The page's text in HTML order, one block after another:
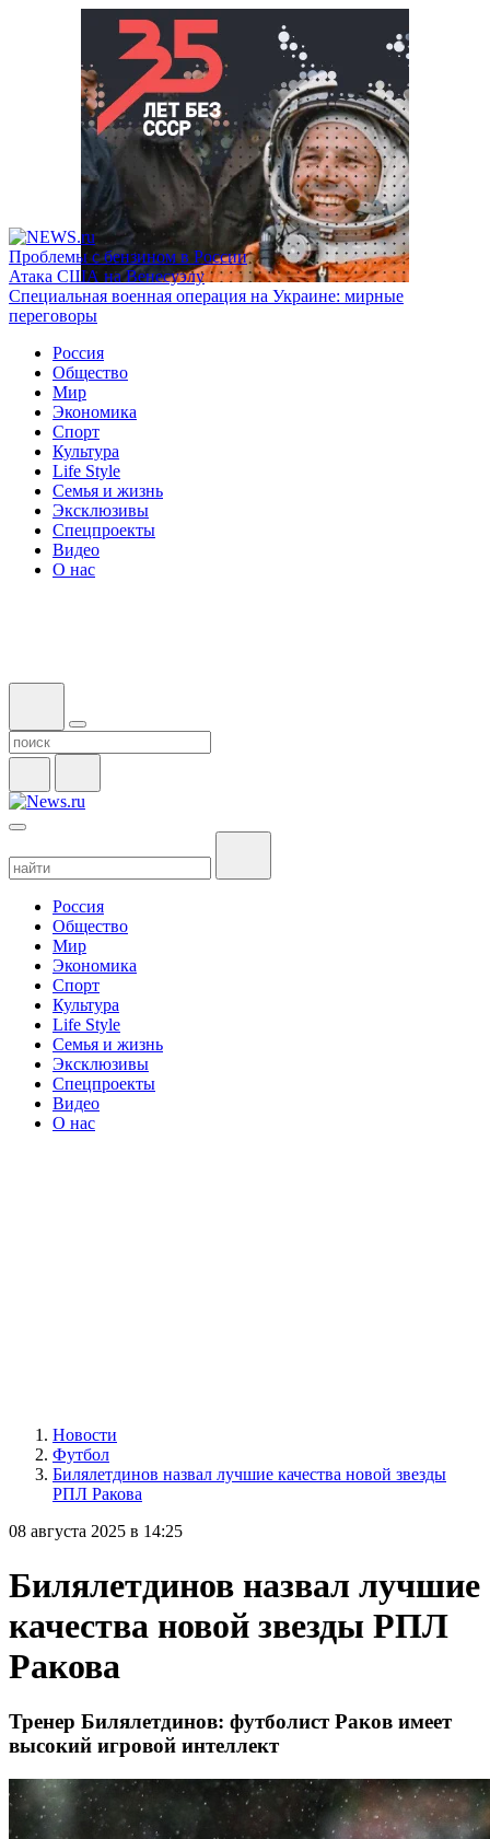
Проблемы с бензином в России
Атака США на Венесуэлу
Специальная военная операция на Украине: мирные
переговоры
Россия
Общество
Мир
Экономика
Спорт
Культура
Life Style
Семья и жизнь
Эксклюзивы
Спецпроекты
Видео
О нас
Россия
Общество
Мир
Экономика
Спорт
Культура
Life Style
Семья и жизнь
Эксклюзивы
Спецпроекты
Видео
О нас
Новости
Футбол
Билялетдинов назвал лучшие качества новой звезды
РПЛ Ракова
08 августа 2025 в 14:25
Билялетдинов назвал лучшие
качества новой звезды РПЛ
Ракова
Тренер Билялетдинов: футболист Раков имеет
высокий игровой интеллект